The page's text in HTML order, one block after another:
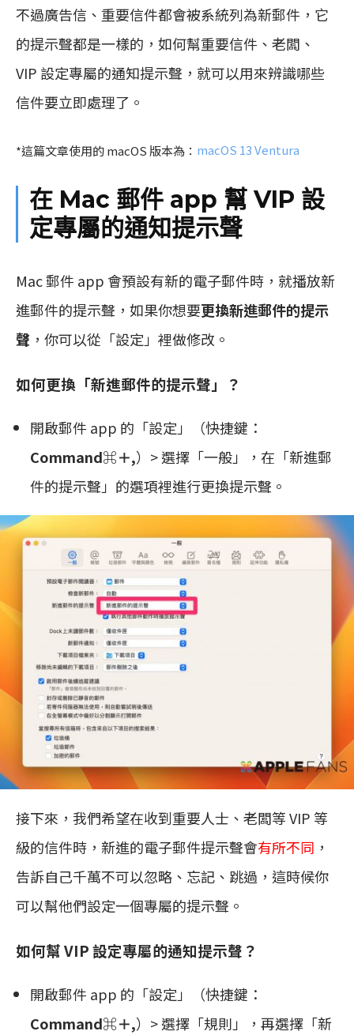
不過廣告信、重要信件都會被系統列為新郵件，它
的提示聲都是一樣的，如何幫重要信件、老闆、
VIP 設定專屬的通知提示聲，就可以用來辨識哪些
信件要立即處理了。
*這篇文章使用的 macOS 版本為： macOS 13 Ventura
在 Mac 郵件 app 幫 VIP 設
定專屬的通知提示聲
Mac 郵件 app 會預設有新的電子郵件時，就播放新
進郵件的提示聲，如果你想要更換新進郵件的提示
聲 ，你可以從「設定」裡做修改。
如何更換「新進郵件的提示聲」？
開啟郵件 app 的「設定」（快捷鍵：
Command⌘＋,）> 選擇「一般」，在「新進郵
件的提示聲」的選項裡進行更換提示聲。
接下來，我們希望在收到重要人士、老闆等 VIP 等
級的信件時，新進的電子郵件提示聲會有所不同 ，
告訴自己千萬不可以忽略、忘記、跳過，這時候你
可以幫他們設定一個專屬的提示聲。
如何幫 VIP 設定專屬的通知提示聲？
開啟郵件 app 的「設定」（快捷鍵：
Command⌘＋,）> 選擇「規則」，再選擇「新